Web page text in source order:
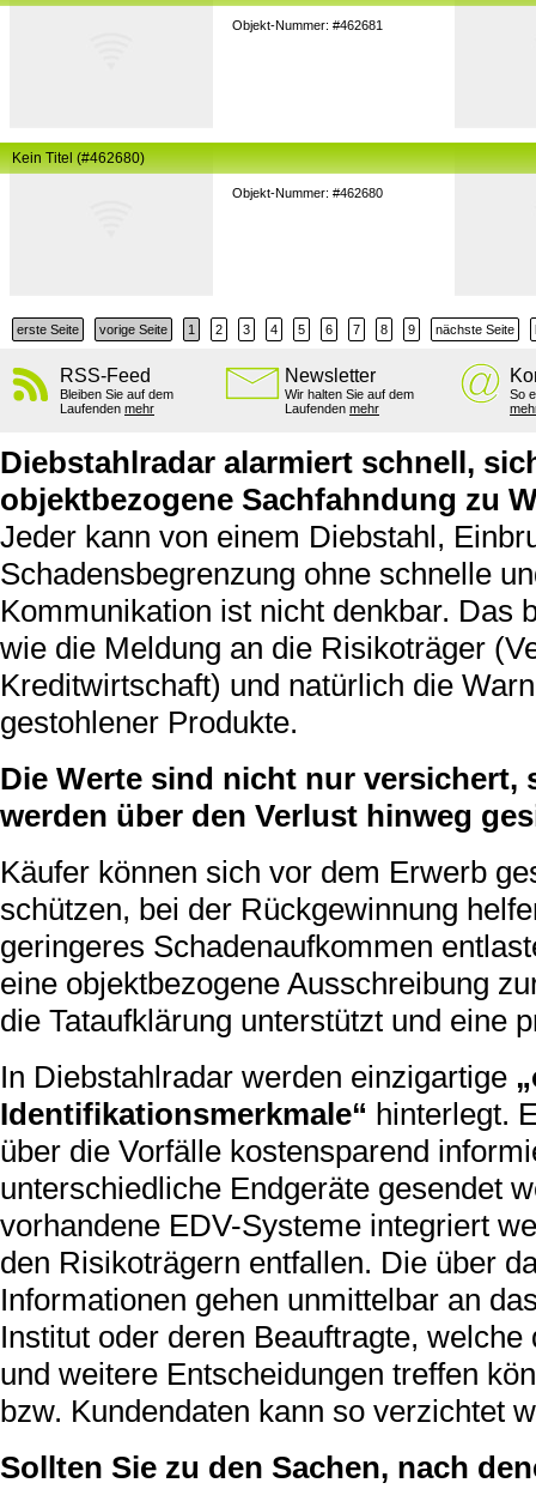
Objekt-Nummer: #462681
Objekt-Nummer: #462680
Kein Titel (#462680)
erste Seite vorige Seite 1 2 3 4 5 6 7 8 9 nächste Seite
RSS-Feed
Bleiben Sie auf dem
Laufenden mehr
Newsletter
Wir halten Sie auf dem
Laufenden mehr
So
Diebstahlradar alarmiert schnell,
objektbezogene Sachfahndung zu
Jeder kann von einem Diebstahl,
Schadensbegrenzung ohne schnelle
Kommunikation ist nicht denkbar. Das
wie die Meldung an die Risikoträger
Kreditwirtschaft) und natürlich die
gestohlener Produkte.
Die Werte sind nicht nur
werden über den Verlust hinweg
Käufer können sich vor dem Erwerb
schützen, bei der Rückgewinnung
geringeres Schadenaufkommen
eine objektbezogene Ausschreibung
die Tataufklärung unterstützt und eine
In Diebstahlradar werden einzigartige
Identifikationsmerkmale“ hinterlegt.
über die Vorfälle kostensparend
unterschiedliche Endgeräte gesendet
vorhandene EDV-Systeme integriert
den Risikoträgern entfallen. Die über
Informationen gehen unmittelbar an
Institut oder deren Beauftragte,
und weitere Entscheidungen treffen
bzw. Kundendaten kann so verzichtet
Sollten Sie zu den Sachen, nach